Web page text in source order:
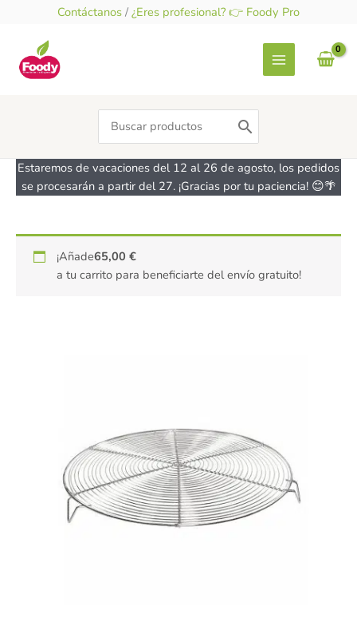
contenido
Contáctanos / ¿Eres profesional? 👉 Foody Pro
Search
for:
Estaremos de vacaciones del 12 al 26 de agosto, los pedidos
se procesarán a partir del 27. ¡Gracias por tu paciencia! 😊🌴
¡Añade65,00€
a tu carrito para beneficiarte del envío gratuito!
Rejilla
enfriadora
redonda